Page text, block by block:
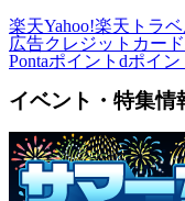
楽天Yahoo!楽天トラ
広告クレジットカード
Pontaポイント dポイン
イベント・特集情